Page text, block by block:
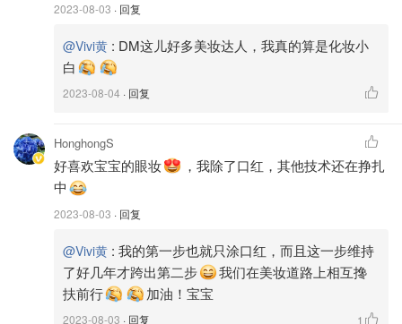
2023-08-03 · 回复
@Vivi黄 : DM这儿好多美妆达人，我真的算是化妆小
白
2023-08-04 · 回复
HonghongS
好喜欢宝宝的眼妆
，我除了口红，其他技术还在挣扎
中
2023-08-03 · 回复
@Vivi黄 : 我的第一步也就只涂口红，而且这一步维持
了好几年才跨出第二步
我们在美妆道路上相互搀
扶前行
加油！宝宝
2023-08-03 · 回复 1